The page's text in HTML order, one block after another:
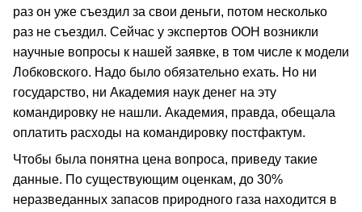
раз он уже съездил за свои деньги, потом несколько
раз не съездил. Сейчас у экспертов ООН возникли
научные вопросы к нашей заявке, в том числе к модели
Лобковского. Надо было обязательно ехать. Но ни
государство, ни Академия наук денег на эту
командировку не нашли. Академия, правда, обещала
оплатить расходы на командировку постфактум.
Чтобы была понятна цена вопроса, приведу такие
данные. По существующим оценкам, до 30%
неразведанных запасов природного газа находится в